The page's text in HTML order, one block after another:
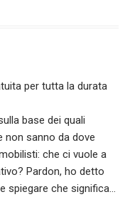
per tutta la durata
base dei quali
non sanno da dove
che ci vuole a
Pardon, ho detto
spiegare che significa…